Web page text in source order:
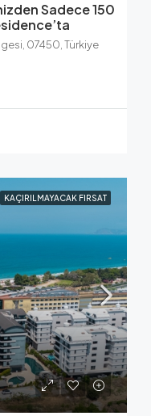
Sadece 150
07450, Türkiye
KAÇIRILMAYACAK FIRSAT